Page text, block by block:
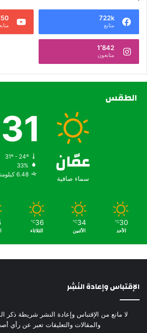
722k
متابع
1٬842
متابعون
الطقس
عمّان
سماء صافية
31
31º - 24º
33%
6.48 كيلومتر/ساعة
30
℃
الأحد
34
℃
الأثنين
36
℃
الثلاثاء
الإقتباس وإعادة النَشِر
لا مانع من الإقتباس وإعادة النشر شريطة ذكر
والمقالات والتعليقات تعبر عن رأي